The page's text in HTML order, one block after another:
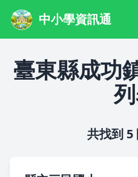
中小學資訊通
臺東縣成功
共找到 5